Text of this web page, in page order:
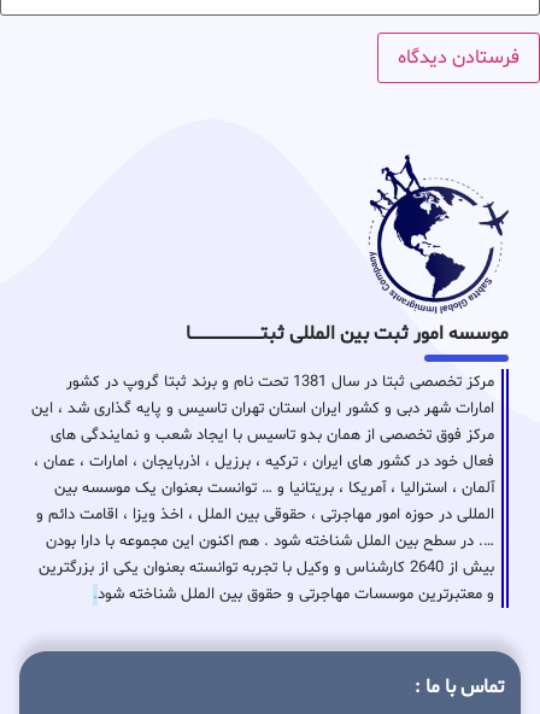
موسسه امور ثبت بین المللی ثبتـــــــــــــــــــــــــــــا
مرکز تخصصی ثبتا در سال 1381 تحت نام و برند ثبتا گروپ در کشور
امارات شهر دبی و کشور ایران استان تهران تاسیس و پایه گذاری شد ، این
مرکز فوق تخصصی از همان بدو تاسیس با ایجاد شعب و نمایندگی های
فعال خود در کشور های ایران ، ترکیه ، برزیل ، اذربایجان ، امارات ، عمان ،
آلمان ، استرالیا ، آمریکا ، بریتانیا و … توانست بعنوان یک موسسه بین
المللی در حوزه امور مهاجرتی ، حقوقی بین الملل ، اخذ ویزا ، اقامت دائم و
…. در سطح بین الملل شناخته شود . هم اکنون این مجموعه با دارا بودن
بیش از 2640 کارشناس و وکیل با تجربه توانسته بعنوان یکی از بزرگترین
و معتبرترین موسسات مهاجرتی و حقوق بین الملل شناخته شود.
تماس با ما :